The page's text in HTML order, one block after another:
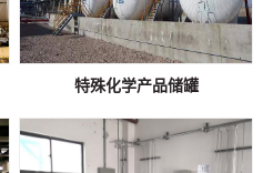
特殊化学产品储罐